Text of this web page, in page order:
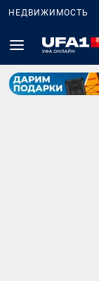
НЕДВИЖИМОСТЬ